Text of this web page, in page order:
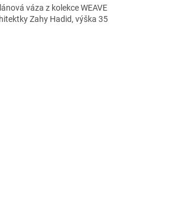
váza z kolekce WEAVE
Zahy Hadid, výška 35